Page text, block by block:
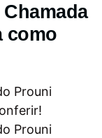
como
Prouni
Prouni